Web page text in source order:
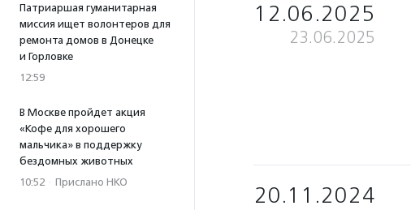
Патриаршая гуманитарная
миссия ищет волонтеров для
ремонта домов в Донецке
и Горловке
12:59
В Москве пройдет акция
«Кофе для хорошего
мальчика» в поддержку
бездомных животных
10:52 · Прислано НКО
12.06.2025
23.06.2025
20.11.2024